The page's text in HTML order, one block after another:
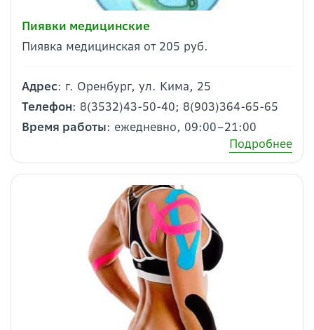
Пиявки медицинские
Пиявка медицинская от 205 руб.
Адрес: г. Оренбург, ул. Кима, 25
Телефон: 8(3532)43-50-40; 8(903)364-65-65
Время работы: ежедневно, 09:00–21:00
Подробнее